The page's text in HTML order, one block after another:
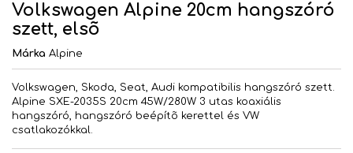
Volkswagen Alpine 20cm hangszóró
szett, elsõ
Márka Alpine
Volkswagen, Skoda, Seat, Audi kompatibilis hangszóró szett.
Alpine SXE-2035S 20cm 45W/280W 3 utas koaxiális
hangszóró, hangszóró beépítõ kerettel és VW
csatlakozókkal.